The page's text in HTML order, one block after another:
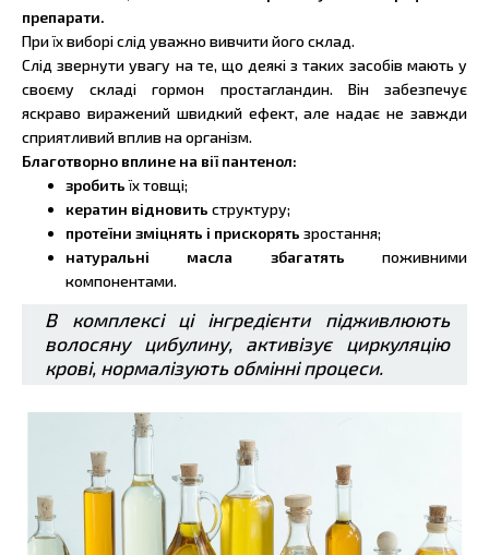
препарати.
При їх виборі слід уважно вивчити його склад.
Слід звернути увагу на те, що деякі з таких засобів мають у
своєму складі гормон простагландин. Він забезпечує
яскраво виражений швидкий ефект, але надає не завжди
сприятливий вплив на організм.
Благотворно вплине на вії пантенол:
зробитьїх товщі;
кератин відновить структуру;
протеїни зміцнять і прискорять зростання;
натуральні масла збагатять поживними
компонентами.
В комплексі ці інгредієнти підживлюють
волосяну цибулину, активізує циркуляцію
крові, нормалізують обмінні процеси.